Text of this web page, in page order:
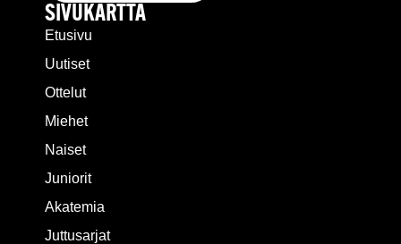
SIVUKARTTA
Etusivu
Uutiset
Ottelut
Miehet
Naiset
Juniorit
Akatemia
Juttusarjat